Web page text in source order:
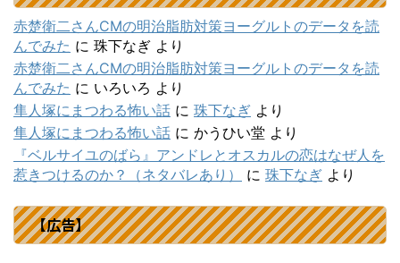
赤楚衛二さんCMの明治脂肪対策ヨーグルトのデータを読
んでみた に 珠下なぎ より
赤楚衛二さんCMの明治脂肪対策ヨーグルトのデータを読
んでみた に いろいろ より
隼人塚にまつわる怖い話 に 珠下なぎ より
隼人塚にまつわる怖い話 に かうひい堂 より
『ベルサイユのばら』アンドレとオスカルの恋はなぜ人を
惹きつけるのか？（ネタバレあり）
に 珠下なぎ より
【広告】